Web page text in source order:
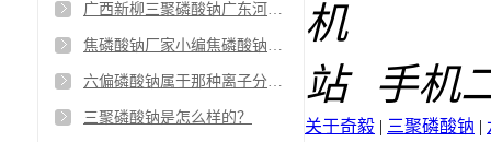
广西新柳三聚磷酸钠广东河源批发商：在许多工业中，新柳三聚磷酸钠作为一款表面活性剂起到画龙点睛的作用，是最重要的助剂
焦磷酸钠厂家小编焦磷酸钠为什么是一款优秀的洗涤剂
六偏磷酸钠属于那种离子分散剂？
三聚磷酸钠是怎么样的？
手机
关于奇毅 | 三聚磷酸钠 |